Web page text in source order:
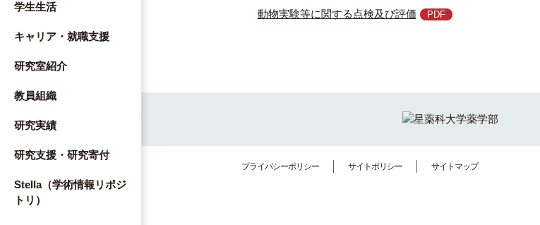
学生生活
キャリア・就職支援
研究室紹介
教員組織
研究実績
研究支援・研究寄付
Stella（学術情報リポジ
トリ）
動物実験等に関する点検及び評価
プライバシーポリシー サイトポリシー サイトマップ